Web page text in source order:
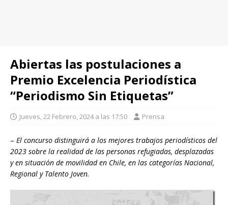
Abiertas las postulaciones a
Premio Excelencia Periodística
“Periodismo Sin Etiquetas”
Jueves, 22 Febrero, 2024 a las 17:50 Prensa
– El concurso distinguirá a los mejores trabajos periodísticos del
2023 sobre la realidad de las personas refugiadas, desplazadas
y en situación de movilidad en Chile, en las categorías Nacional,
Regional y Talento Joven.